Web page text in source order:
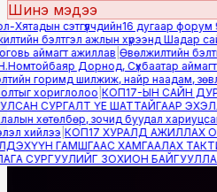
Шинэ мэдээ
сэтгүүлчдийн16 дугаар форум
бэлтгэл ажлын хүрээнд Шадар
аймагт ажиллав|Өвөлжилтийн
Дорнод, Сүхбаатар аймагт
горимд шилжиж, найр наадам,
хориглолоо|КОП17-ЫН САЙН
СУРГАЛТ ҮЕ ШАТТАЙГААР
хөтөлбөр, зочид буудал
хийлээ|КОП17 ХУРАЛД АЖИЛЛАХ
ГАМШГААС ХАМГААЛАХ
СУРГУУЛИЙГ ЗОХИОН БАЙГУУЛЛАА